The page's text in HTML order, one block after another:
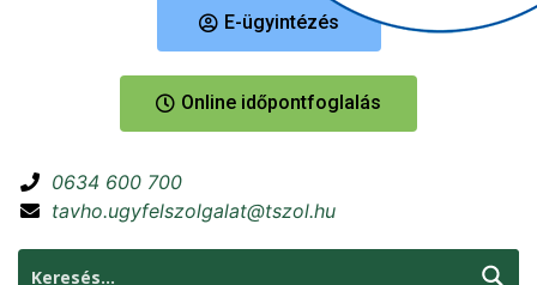
E-ügyintézés
Online időpontfoglalás
0634 600 700
tavho.ugyfelszolgalat@tszol.hu